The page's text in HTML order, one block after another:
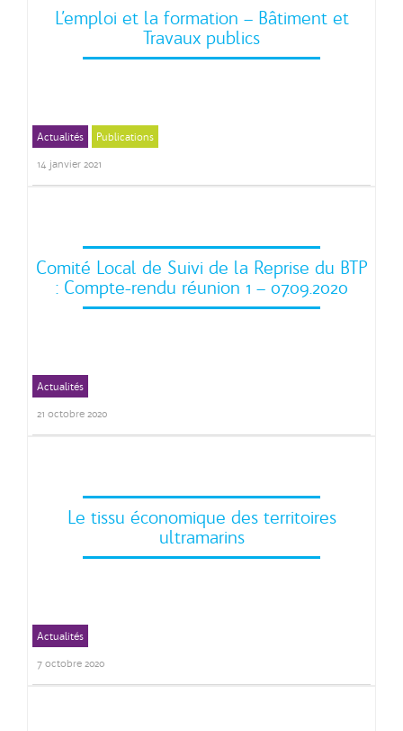
L’emploi et la formation – Bâtiment et
Travaux publics
Actualités
Publications
14 janvier 2021
Comité Local de Suivi de la Reprise du BTP
: Compte-rendu réunion 1 – 07.09.2020
Actualités
21 octobre 2020
Le tissu économique des territoires
ultramarins
Actualités
7 octobre 2020